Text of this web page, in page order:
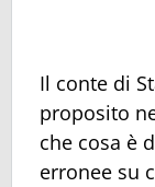
Il conte di
proposito
che cosa è
erronee su